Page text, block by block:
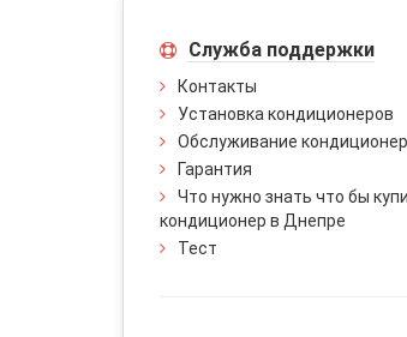
Служба поддержки
Контакты
Установка кондиционеров
Обслуживание
Гарантия
Что нужно знать что бы
кондиционер в Днепре
Тест